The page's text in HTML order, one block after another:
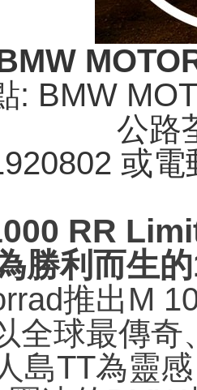
: BMW
公路
或
RR
勝利而生
推出M
全球最傳
島TT為靈